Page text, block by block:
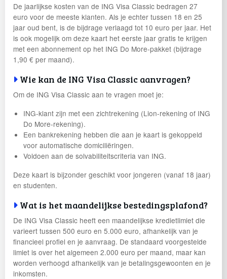
De jaarlijkse kosten van de ING Visa Classic bedragen 27
euro voor de meeste klanten. Als je echter tussen 18 en 25
jaar oud bent, is de bijdrage verlaagd tot 10 euro per jaar. Het
is ook mogelijk om deze kaart het eerste jaar gratis te krijgen
met een abonnement op het ING Do More-pakket (bijdrage
1,90 € per maand).
Wie kan de ING Visa Classic aanvragen?
Om de ING Visa Classic aan te vragen moet je:
ING-klant zijn met een zichtrekening (Lion-rekening of ING
Do More-rekening).
Een bankrekening hebben die aan je kaart is gekoppeld
voor automatische domiciliëringen.
Voldoen aan de solvabiliteitscriteria van ING.
Deze kaart is bijzonder geschikt voor jongeren (vanaf 18 jaar)
en studenten.
Wat is het maandelijkse bestedingsplafond?
De ING Visa Classic heeft een maandelijkse kredietlimiet die
varieert tussen 500 euro en 5.000 euro, afhankelijk van je
financieel profiel en je aanvraag. De standaard voorgestelde
limiet is over het algemeen 2.000 euro per maand, maar kan
worden verhoogd afhankelijk van je betalingsgewoonten en je
inkomsten.